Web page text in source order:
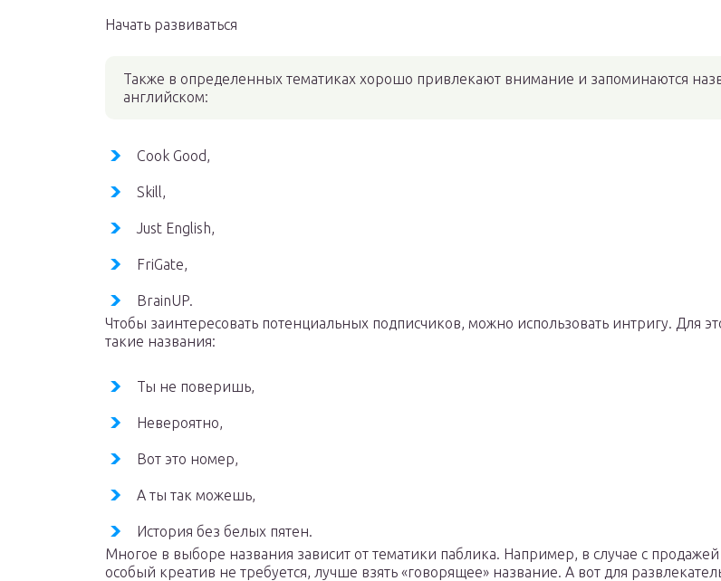
Начать развиваться
Также в определенных тематиках хорошо привлекают внимание и запоминаются
английском:
Cook Good,
Skill,
Just English,
FriGate,
BrainUP.
Чтобы заинтересовать потенциальных подписчиков, можно использовать интригу. Для
такие названия:
Ты не поверишь,
Невероятно,
Вот это номер,
А ты так можешь,
История без белых пятен.
Многое в выборе названия зависит от тематики паблика. Например, в случае с
особый креатив не требуется, лучше взять «говорящее» название. А вот для